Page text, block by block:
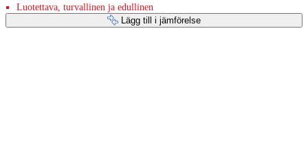
Luotettava, turvallinen ja edullinen
Lägg till i jämförelse